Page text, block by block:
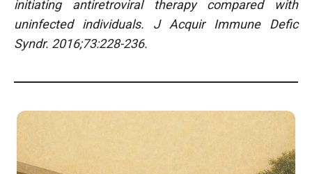
initiating antiretroviral therapy compared with
uninfected individuals. J Acquir Immune Defic
Syndr. 2016;73:228-236.